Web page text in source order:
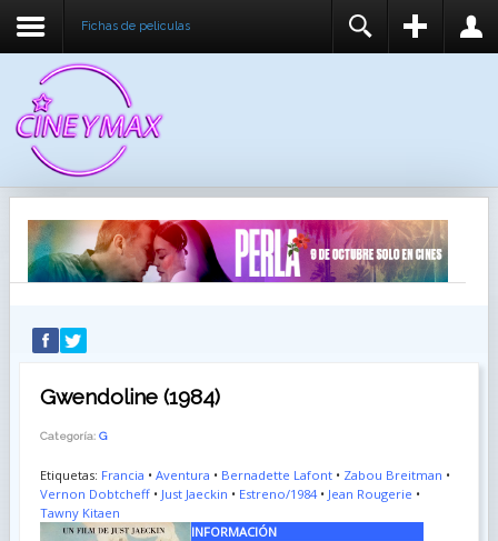
Fichas de peliculas
RECUÉRDEME
IDENTIFICARSE
REGISTER
Gwendoline (1984)
Categoría: G
Etiquetas: Francia • Aventura • Bernadette Lafont• Zabou Breitman •
Vernon Dobtcheff• Just Jaeckin • Estreno/1984• Jean Rougerie •
Tawny Kitaen
INFORMACIÓN